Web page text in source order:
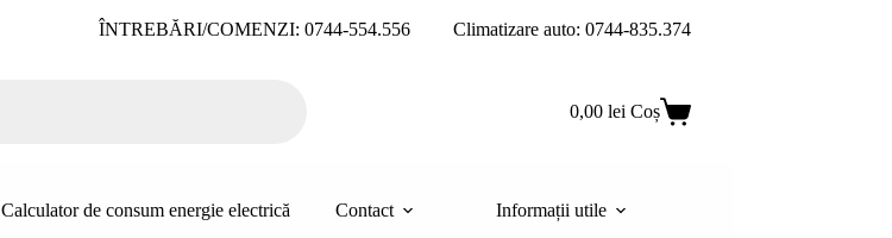
ÎNTREBĂRI/COMENZI: 0744-554.556 Climatizare auto: 0744-835.374
0,00 lei Coș
Calculator de consum energie electrică Contact Informații utile